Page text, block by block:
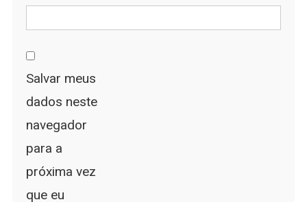
Salvar meus
dados neste
navegador
para a
próxima vez
que eu